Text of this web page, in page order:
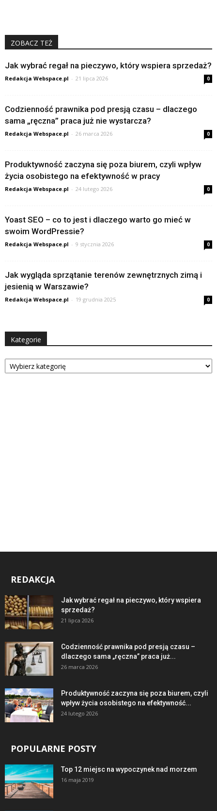
ZOBACZ TEŻ
Jak wybrać regał na pieczywo, który wspiera sprzedaż?
Redakcja Webspace.pl - 21 lipca 2026 0
Codzienność prawnika pod presją czasu – dlaczego
sama „ręczna” praca już nie wystarcza?
Redakcja Webspace.pl - 26 marca 2026 0
Produktywność zaczyna się poza biurem, czyli wpływ
życia osobistego na efektywność w pracy
Redakcja Webspace.pl - 24 lutego 2026 0
Yoast SEO – co to jest i dlaczego warto go mieć w
swoim WordPressie?
Redakcja Webspace.pl - 9 stycznia 2026 0
Jak wygląda sprzątanie terenów zewnętrznych zimą i
jesienią w Warszawie?
Redakcja Webspace.pl - 19 grudnia 2025 0
Kategorie
Kategorie
REDAKCJA
Jak wybrać regał na pieczywo, który wspiera
sprzedaż?
21 lipca 2026
Codzienność prawnika pod presją czasu –
dlaczego sama „ręczna” praca już...
26 marca 2026
Produktywność zaczyna się poza biurem, czyli
wpływ życia osobistego na efektywność...
24 lutego 2026
POPULARNE POSTY
Top 12 miejsc na wypoczynek nad morzem
16 maja 2019